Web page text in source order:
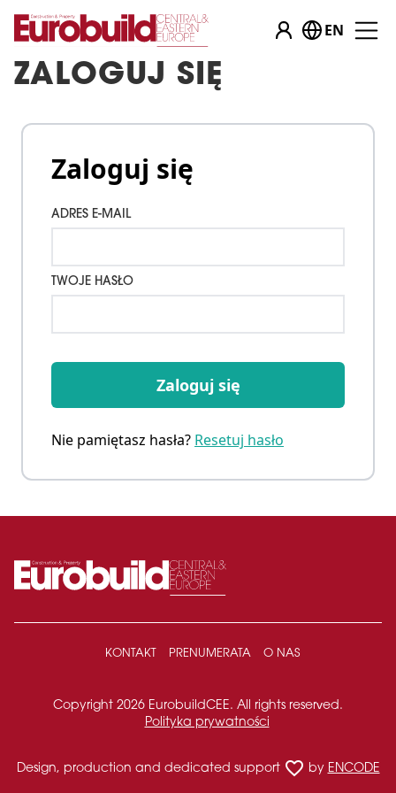
EN
ZALOGUJ SIĘ
Zaloguj się
ADRES E-MAIL
TWOJE HASŁO
Zaloguj się
Nie pamiętasz hasła? Resetuj hasło
KONTAKT PRENUMERATA O NAS
Copyright 2026 EurobuildCEE. All rights reserved.
Polityka prywatności
Design, production and dedicated support favorite_border by ENCODE